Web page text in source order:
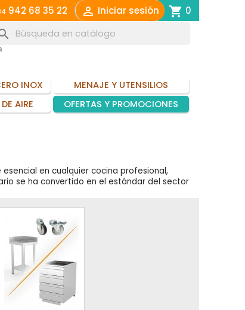
942 68 35 22  Iniciar sesión shopping_cart 0
INOX
MENAJE Y UTENSILIOS
AIRE OFERTAS Y PROMOCIONES
en cualquier cocina profesional,
se ha convertido en el estándar del sector